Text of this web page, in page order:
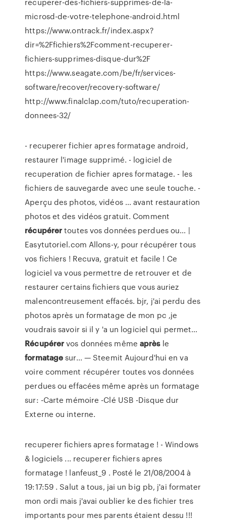
microsd-de-votre-telephone-android.html
https://www.ontrack.fr/index.aspx?
dir=%2Ffichiers%2Fcomment-recuperer-
fichiers-supprimes-disque-dur%2F
https://www.seagate.com/be/fr/services-
software/recover/recovery-software/
http://www.finalclap.com/tuto/recuperation-
donnees-32/
- recuperer fichier apres formatage android,
restaurer l'image supprimé. - logiciel de
recuperation de fichier apres formatage. - les
fichiers de sauvegarde avec une seule touche. -
Aperçu des photos, vidéos ... avant restauration
photos et des vidéos gratuit. Comment
récupérertoutes vos données perdues ou... |
Easytutoriel.com Allons-y, pour récupérer tous
vos fichiers ! Recuva, gratuit et facile ! Ce
logiciel va vous permettre de retrouver et de
restaurer certains fichiers que vous auriez
malencontreusement effacés. bjr, j'ai perdu des
photos après un formatage de mon pc ,je
voudrais savoir si il y 'a un logiciel qui permet...
Récupérervos données même aprèsle
formatagesur... — Steemit Aujourd'hui en va
voire comment récupérer toutes vos données
perdues ou effacées même après un formatage
sur: -Carte mémoire -Clé USB -Disque dur
Externe ou interne.
recuperer fichiers apres formatage ! - Windows
& logiciels ... recuperer fichiers apres
formatage ! lanfeust_9 . Posté le 21/08/2004 à
19:17:59 . Salut a tous, jai un big pb, j'ai formater
mon ordi mais j'avai oublier ke des fichier tres
importants pour mes parents étaient dessu !!!